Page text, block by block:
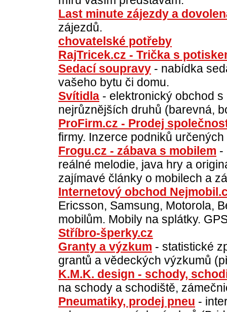
Last minute zájezdy a
zájezdů.
chovatelské potřeby
RajTricek.cz - Trička s
Sedací soupravy - nabídka
vašeho bytu či domu.
Svítidla - elektronický obchod
nejrůznějších druhů (barevná,
ProFirm.cz - Prodej
firmy. Inzerce podniků
Frogu.cz - zábava s mobilem -
reálné melodie, java hry a
zajímavé články o mobilech a
Internetový obchod
Ericsson, Samsung, Motorola,
mobilům. Mobily na splátky.
Stříbro-šperky.cz
Granty a výzkum - statistické
grantů a vědeckých výzkumů
K.M.K. design - schody,
na schody a schodiště,
Pneumatiky, prodej pneu -